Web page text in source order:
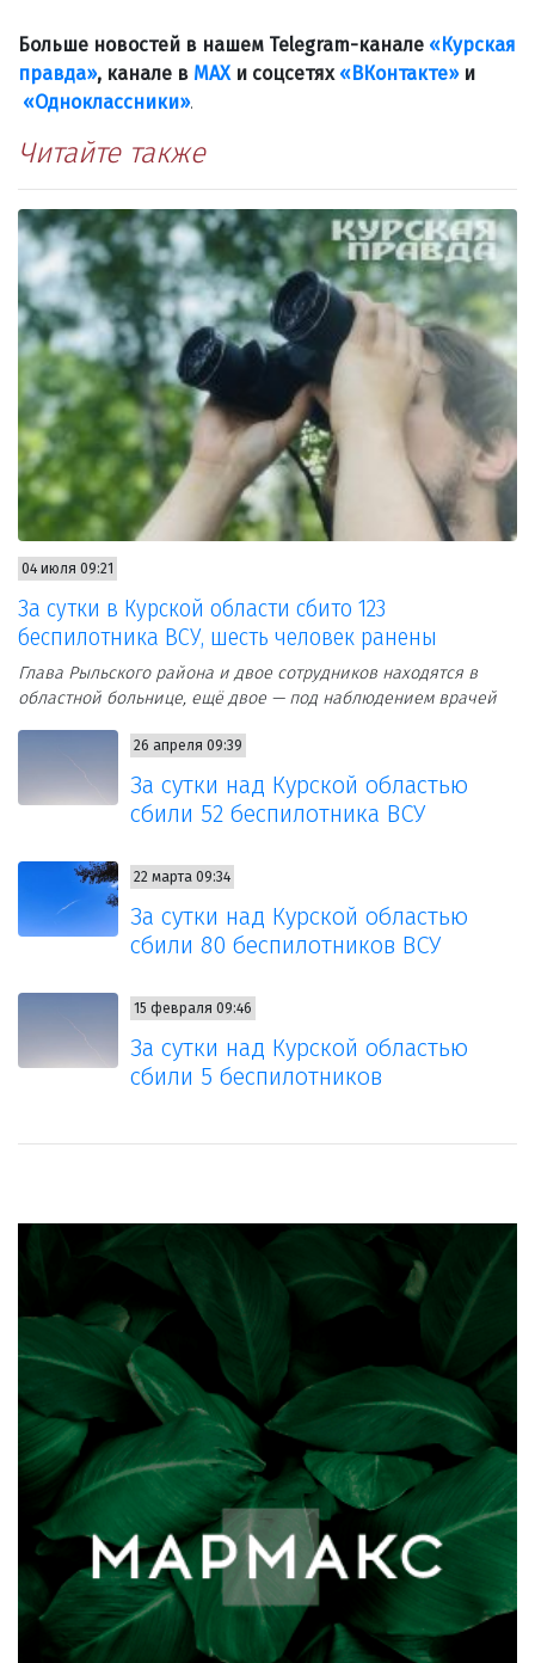
Больше новостей в нашем Telegram-канале «Курская
правда», канале в МАХ и соцсетях «ВКонтакте»и
«Одноклассники».
Читайте также
04 июля 09:21
За сутки в Курской области сбито 123
беспилотника ВСУ, шесть человек ранены
Глава Рыльского района и двое сотрудников находятся в
областной больнице, ещё двое — под наблюдением врачей
26 апреля 09:39
За сутки над Курской областью
сбили 52 беспилотника ВСУ
22 марта 09:34
За сутки над Курской областью
сбили 80 беспилотников ВСУ
15 февраля 09:46
За сутки над Курской областью
сбили 5 беспилотников